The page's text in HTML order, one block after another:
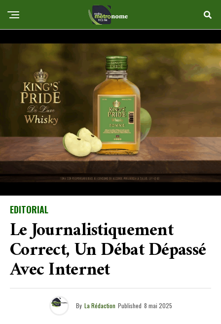
EDITORIAL
Le Journalistiquement
Correct, Un Débat Dépassé
Avec Internet
By La Rédaction Published 8 mai 2025